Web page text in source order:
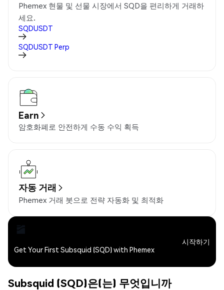
Phemex 현물 및 선물 시장에서 SQD을 편리하게 거래하
세요.
SQDUSDT
SQDUSDT Perp
Earn
암호화폐로 안전하게 수동 수익 획득
자동 거래
Phemex 거래 봇으로 전략 자동화 및 최적화
Get Your First Subsquid (SQD) with Phemex
시작하기
Subsquid (SQD)은(는) 무엇입니까